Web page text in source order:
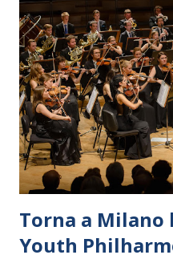
Torna a Milano
Youth